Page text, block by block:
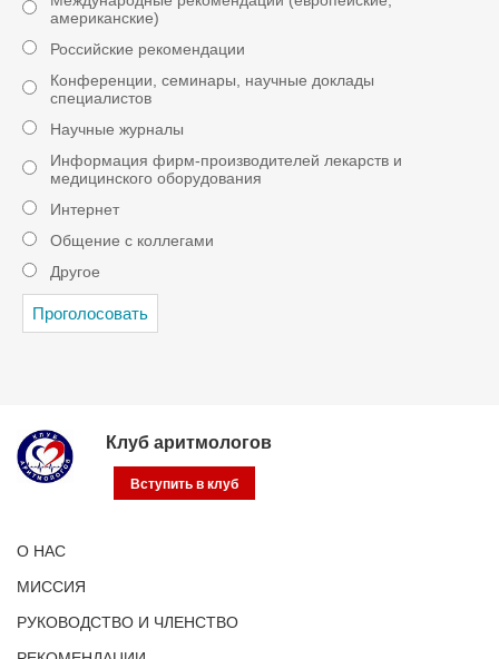
американские)
Российские рекомендации
Конференции, семинары, научные доклады
специалистов
Научные журналы
Информация фирм-производителей лекарств и
медицинского оборудования
Интернет
Общение с коллегами
Другое
Клуб аритмологов
Вступить в клуб
О НАС
МИССИЯ
РУКОВОДСТВО И ЧЛЕНСТВО